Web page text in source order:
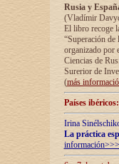
Rusia y
(Vladímir
El libro recoge
“Superación
organizado por
Ciencias de
Surerior de
(más
Países
Irina
La práctica
información>>>